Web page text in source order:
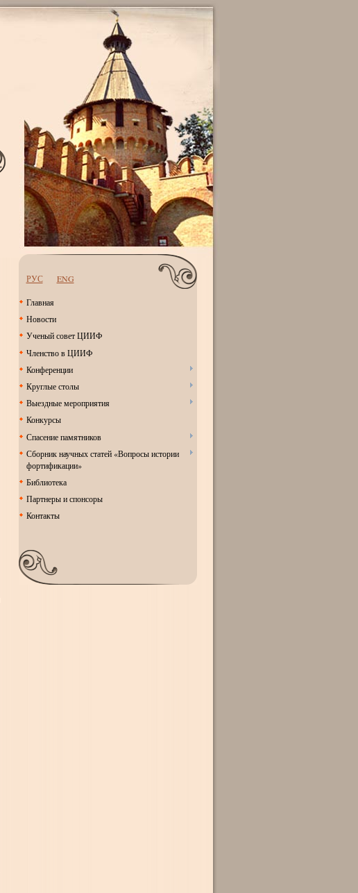
РУС ENG
Главная
Новости
Ученый совет ЦИИФ
Членство в ЦИИФ
Конференции
Круглые столы
Выездные мероприятия
Конкурсы
Спасение памятников
Сборник научных статей «Вопросы истории
фортификации»
Библиотека
Партнеры и спонсоры
Контакты